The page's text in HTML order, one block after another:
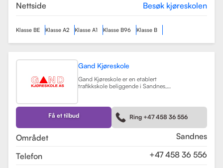
Nettside Besøk kjøreskolen
Klasse BE Klasse A2 Klasse A1 Klasse B96 Klasse B
Gand Kjøreskole
Gand Kjøreskole er en etablert
trafikkskole beliggende i Sandnes,
kjøretøyklasser. Skolen har
spesialisert seg på opplæring for
personbiler, både med manuell og
automatgir, samt motorsykler (klasse
Få et tilbud Ring +47 458 36 556
Området
Sandnes
Telefon
+47 458 36 556